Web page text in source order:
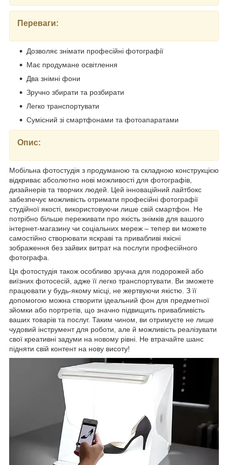
Переваги:
Дозволяє знімати професійні фотографії
Має продумане освітлення
Два знімні фони
Зручно збирати та розбирати
Легко транспортувати
Сумісний зі смартфонами та фотоапаратами
Опис:
Мобільна фотостудія з продуманою та складною конструкцією
відкриває абсолютно нові можливості для фотографів,
дизайнерів та творчих людей. Цей інноваційний лайтбокс
забезпечує можливість отримати професійні фотографії
студійної якості, використовуючи лише свій смартфон. Не
потрібно більше переживати про якість знімків для вашого
інтернет-магазину чи соціальних мереж – тепер ви можете
самостійно створювати яскраві та привабливі якісні
зображення без зайвих витрат на послуги професійного
фотографа.
Ця фотостудія також особливо зручна для подорожей або
виїзних фотосесій, адже її легко транспортувати. Ви зможете
працювати у будь-якому місці, не жертвуючи якістю. З її
допомогою можна створити ідеальний фон для предметної
зйомки або портретів, що значно підвищить привабливість
ваших товарів та послуг. Таким чином, ви отримуєте не лише
чудовий інструмент для роботи, але й можливість реалізувати
свої креативні задуми на новому рівні. Не втрачайте шанс
підняти свій контент на нову висоту!